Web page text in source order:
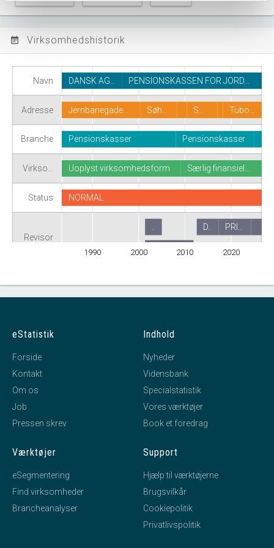
event_note Virksomhedshistorik
1990 2000 2010 2020
Navn
Adresse
Branche
Virkso…
Status
Revisor
DANSK AG… PENSIONSKASSEN FOR JORD…
Jernbanegade… Søh… S… Tubo…
Pensionskasser Pensionskasser
Uoplyst virksomhedsform Særlig finansiel…
NORMAL
DELOIT…
D.. PRI…
eStatistik
Forside
Kontakt
Om os
Job
Pressen skrev
Indhold
Nyheder
Vidensbank
Specialstatistik
Vores værktøjer
Book et foredrag
Værktøjer
eSegmentering
Find virksomheder
Brancheanalyser
Support
Hjælp til værktøjerne
Brugsvilkår
Cookiepolitik
Privatlivspolitik